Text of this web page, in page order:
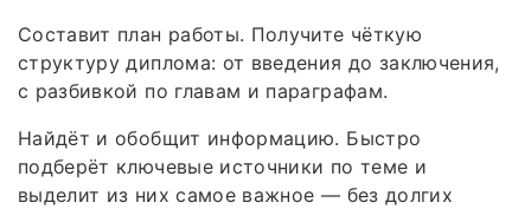
Составит план работы. Получите чёткую
структуру диплома: от введения до заключения,
с разбивкой по главам и параграфам.
Найдёт и обобщит информацию. Быстро
подберёт ключевые источники по теме и
выделит из них самое важное — без долгих